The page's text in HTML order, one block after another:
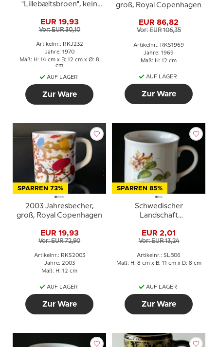
"Lillebæltsbroen", kein
Copenhagen
EUR 19,93
Vor: EUR 30,10
Artikelnr.: RKJ232
Jahre: 1970
Maß: H: 14 cm x B: 12 cm x Ø: 8
cm
AUF LAGER
Zur Ware
groß, Royal Copenhagen
EUR 86,82
Vor: EUR 106,35
Artikelnr.: RKS1969
Jahre: 1969
Maß: H: 12 cm
AUF LAGER
Zur Ware
SPARREN 73%
2003 Jahresbecher,
groß, Royal Copenhagen
EUR 19,93
Vor: EUR 72,90
Artikelnr.: RKS2003
Jahre: 2003
Maß: H: 12 cm
AUF LAGER
Zur Ware
SPARREN 85%
Schwedischer
Landschaft
Geißblatt
EUR 2,01
Vor: EUR 13,24
Artikelnr.: SLB06
Maß: H: 8 cm x B: 11 cm x D: 8 cm
AUF LAGER
Zur Ware